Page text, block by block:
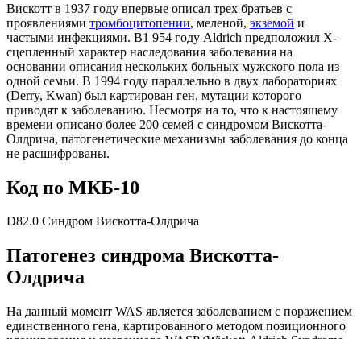
Вискотт в 1937 году впервые описал трех братьев с
проявлениями тромбоцитопении, меленой, экземой и
частыми инфекциями. В1 954 году Aldrich предположил Х-
сцепленный характер наследования заболевания на
основании описания нескольких больных мужского пола из
одной семьи. В 1994 году параллельно в двух лабораториях
(Derry, Kwan) был картирован ген, мутации которого
приводят к заболеванию. Несмотря на то, что к настоящему
времени описано более 200 семей с синдромом Вискотта-
Олдрича, патогенетические механизмы заболевания до конца
не расшифрованы.
Код по МКБ-10
D82.0 Синдром Вискотта-Олдрича
Патогенез синдрома Вискотта-
Олдрича
На данный момент WAS является заболеванием с поражением
единственного гена, картированного методом позиционного